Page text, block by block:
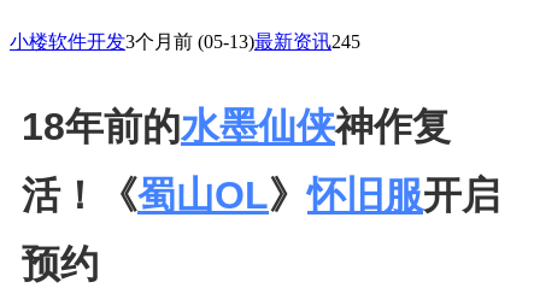
小楼软件开发3个月前 (05-13)最新资讯245
18年前的水墨仙侠神作复
活！《蜀山OL》怀旧服开启
预约